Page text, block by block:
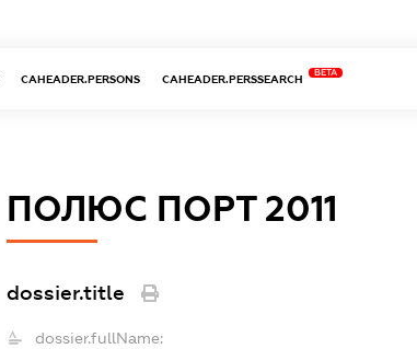
CAHEADER.PERSONS CAHEADER.PERSSEARCH
BETA
ПОЛЮС ПОРТ 2011
dossier.title
dossier.fullName: